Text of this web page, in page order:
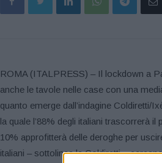
ROMA (ITALPRESS) – Il lockdown a
anche le tavole nelle case con una
quanto emerge dall’indagine Coldiretti/
la quale l’88% degli italiani trascorrerà
10% approfitterà delle deroghe per
italiani – sottolinea la Coldiretti –